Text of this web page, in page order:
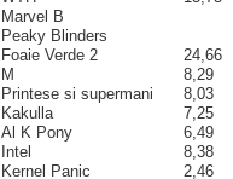
Marvel B
Peaky Blinders
Foaie Verde 2
24,66
M
8,29
Printese si supermani
8,03
Kakulla
7,25
Al K Pony
6,49
Intel
8,38
Kernel Panic
2,46